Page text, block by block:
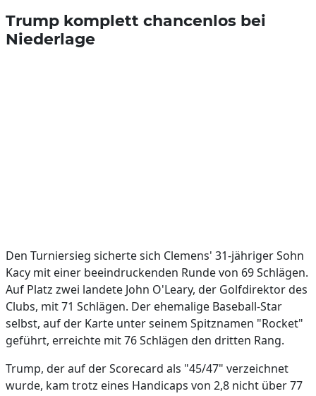
Trump komplett chancenlos bei
Niederlage
Den Turniersieg sicherte sich Clemens' 31-jähriger Sohn
Kacy mit einer beeindruckenden Runde von 69 Schlägen.
Auf Platz zwei landete John O'Leary, der Golfdirektor des
Clubs, mit 71 Schlägen. Der ehemalige Baseball-Star
selbst, auf der Karte unter seinem Spitznamen "Rocket"
geführt, erreichte mit 76 Schlägen den dritten Rang.
Trump, der auf der Scorecard als "45/47" verzeichnet
wurde, kam trotz eines Handicaps von 2,8 nicht über 77